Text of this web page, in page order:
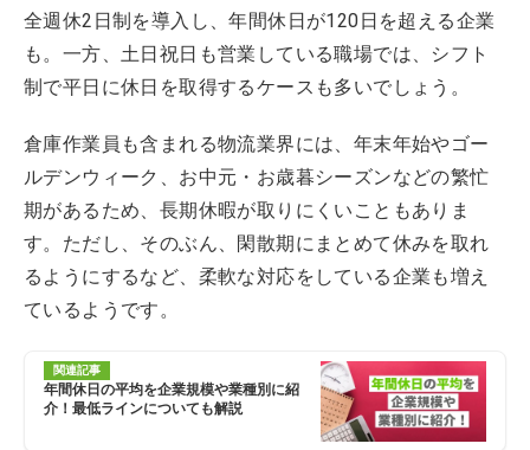
全週休2日制を導入し、年間休日が120日を超える企業
も。一方、土日祝日も営業している職場では、シフト
制で平日に休日を取得するケースも多いでしょう。
倉庫作業員も含まれる物流業界には、年末年始やゴー
ルデンウィーク、お中元・お歳暮シーズンなどの繁忙
期があるため、長期休暇が取りにくいこともありま
す。ただし、そのぶん、閑散期にまとめて休みを取れ
るようにするなど、柔軟な対応をしている企業も増え
ているようです。
関連記事
年間休日の平均を企業規模や業種別に紹
介！最低ラインについても解説